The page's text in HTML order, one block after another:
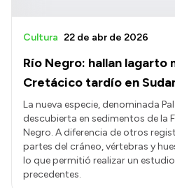
Río Negro: hallan lagarto
Cretácico tardío en
Cultura 22 de abr de 2026
La nueva especie, denominada
descubierta en sedimentos de la
Negro. A diferencia de otros
partes del cráneo, vértebras y
lo que permitió realizar un
precedentes.